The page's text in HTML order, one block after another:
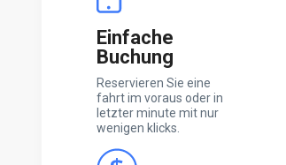
Einfache
Buchung
Reservieren Sie eine
fahrt im voraus oder in
letzter minute mit nur
wenigen klicks.